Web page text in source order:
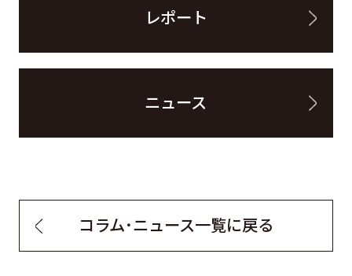
レポート
ニュース
コラム・ニュース一覧に戻る